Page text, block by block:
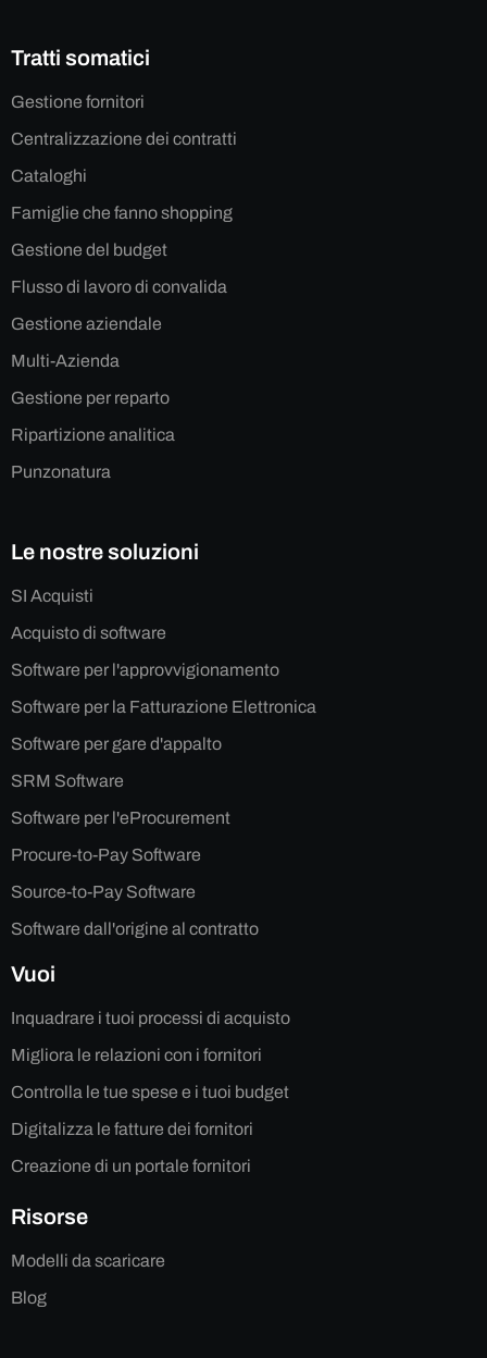
Tratti somatici
Gestione fornitori
Centralizzazione dei contratti
Cataloghi
Famiglie che fanno shopping
Gestione del budget
Flusso di lavoro di convalida
Gestione aziendale
Multi-Azienda
Gestione per reparto
Ripartizione analitica
Punzonatura
Le nostre soluzioni
SI Acquisti
Acquisto di software
Software per l'approvvigionamento
Software per la Fatturazione Elettronica
Software per gare d'appalto
SRM Software
Software per l'eProcurement
Procure-to-Pay Software
Source-to-Pay Software
Software dall'origine al contratto
Vuoi
Inquadrare i tuoi processi di acquisto
Migliora le relazioni con i fornitori
Controlla le tue spese e i tuoi budget
Digitalizza le fatture dei fornitori
Creazione di un portale fornitori
Risorse
Modelli da scaricare
Blog